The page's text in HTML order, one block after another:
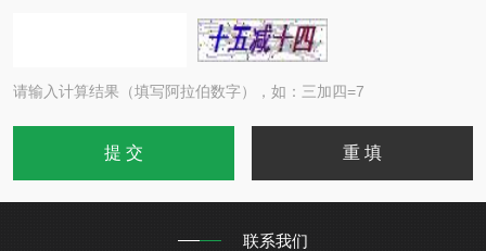
请输入计算结果（填写阿拉伯数字），如：三加四=7
联系我们